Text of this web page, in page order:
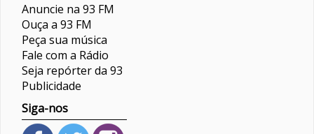
Anuncie na 93 FM
Ouça a 93 FM
Peça sua música
Fale com a Rádio
Seja repórter da 93
Publicidade
Siga-nos